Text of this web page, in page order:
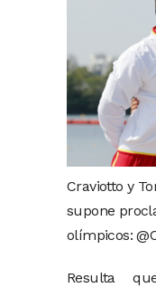
Craviotto y
supone
olímpicos:
Resulta